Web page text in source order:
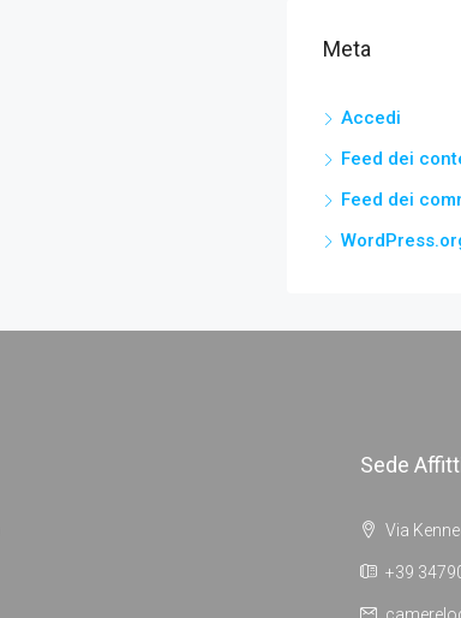
Meta
Accedi
Feed dei
Feed dei
Sede
Via
+39